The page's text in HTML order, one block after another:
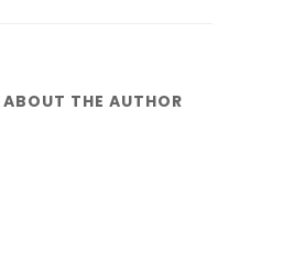
ABOUT THE AUTHOR